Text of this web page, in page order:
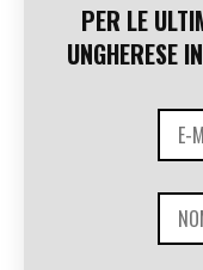
PER LE
UNGHERESE